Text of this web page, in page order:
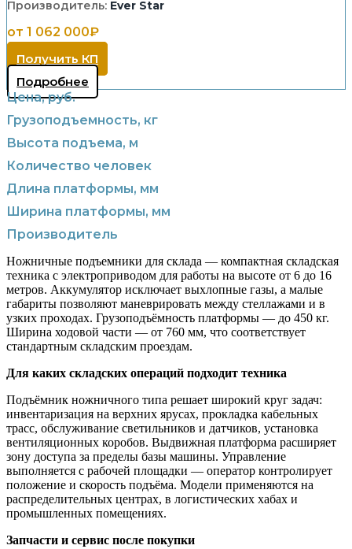
Производитель: Ever Star
от 1 062 000₽
Получить КП
Подробнее
Цена, руб.
Грузоподъемность, кг
Высота подъема, м
Количество человек
Длина платформы, мм
Ширина платформы, мм
Производитель
Ножничные подъемники для склада — компактная складская
техника с электроприводом для работы на высоте от 6 до 16
метров. Аккумулятор исключает выхлопные газы, а малые
габариты позволяют маневрировать между стеллажами и в
узких проходах. Грузоподъёмность платформы — до 450 кг.
Ширина ходовой части — от 760 мм, что соответствует
стандартным складским проездам.
Для каких складских операций подходит техника
Подъёмник ножничного типа решает широкий круг задач:
инвентаризация на верхних ярусах, прокладка кабельных
трасс, обслуживание светильников и датчиков, установка
вентиляционных коробов. Выдвижная платформа расширяет
зону доступа за пределы базы машины. Управление
выполняется с рабочей площадки — оператор контролирует
положение и скорость подъёма. Модели применяются на
распределительных центрах, в логистических хабах и
промышленных помещениях.
Запчасти и сервис после покупки